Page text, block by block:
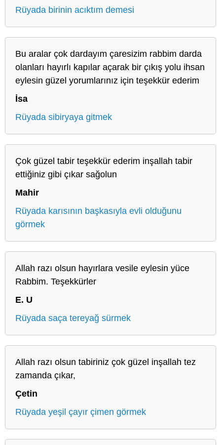
Rüyada birinin acıktım demesi
Bu aralar çok dardayım çaresizim rabbim darda
olanları hayırlı kapılar açarak bir çıkış yolu ihsan
eylesin güzel yorumlarınız için teşekkür ederim
İsa
Rüyada sibiryaya gitmek
Çok güzel tabir teşekkür ederim inşallah tabir
ettiğiniz gibi çıkar sağolun
Mahir
Rüyada karısının başkasıyla evli olduğunu
görmek
Allah razı olsun hayırlara vesile eylesin yüce
Rabbim. Teşekkürler
E. U
Rüyada saça tereyağ sürmek
Allah razı olsun tabiriniz çok güzel inşallah tez
zamanda çıkar,
Çetin
Rüyada yeşil çayır çimen görmek